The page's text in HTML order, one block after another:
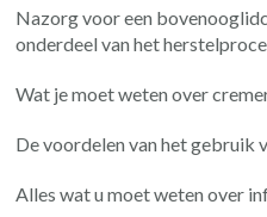
Nazorg voor een
onderdeel van het
Wat je moet weten over
De voordelen van het gebruik
Alles wat u moet weten over